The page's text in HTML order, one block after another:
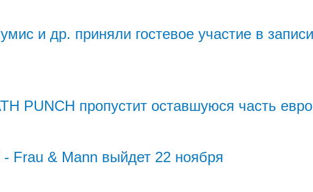
и др. приняли гостевое участие в
PUNCH пропустит оставшуюся часть
Frau & Mann выйдет 22 ноября